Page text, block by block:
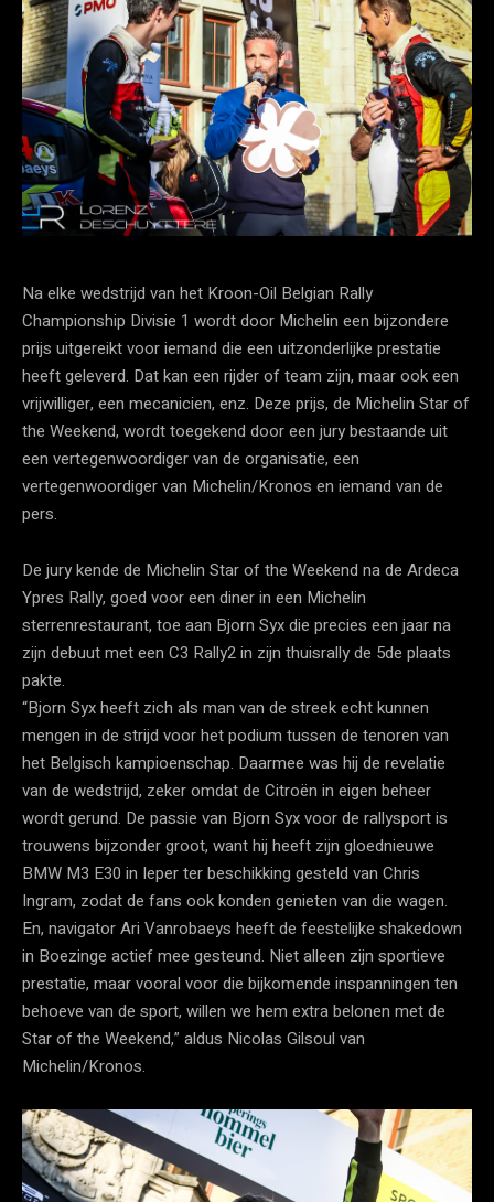
Na elke wedstrijd van het Kroon-Oil Belgian Rally
Championship Divisie 1 wordt door Michelin een bijzondere
prijs uitgereikt voor iemand die een uitzonderlijke prestatie
heeft geleverd. Dat kan een rijder of team zijn, maar ook een
vrijwilliger, een mecanicien, enz. Deze prijs, de Michelin Star of
the Weekend, wordt toegekend door een jury bestaande uit
een vertegenwoordiger van de organisatie, een
vertegenwoordiger van Michelin/Kronos en iemand van de
pers.
De jury kende de Michelin Star of the Weekend na de Ardeca
Ypres Rally, goed voor een diner in een Michelin
sterrenrestaurant, toe aan Bjorn Syx die precies een jaar na
zijn debuut met een C3 Rally2 in zijn thuisrally de 5de plaats
pakte.
“Bjorn Syx heeft zich als man van de streek echt kunnen
mengen in de strijd voor het podium tussen de tenoren van
het Belgisch kampioenschap. Daarmee was hij de revelatie
van de wedstrijd, zeker omdat de Citroën in eigen beheer
wordt gerund. De passie van Bjorn Syx voor de rallysport is
trouwens bijzonder groot, want hij heeft zijn gloednieuwe
BMW M3 E30 in Ieper ter beschikking gesteld van Chris
Ingram, zodat de fans ook konden genieten van die wagen.
En, navigator Ari Vanrobaeys heeft de feestelijke shakedown
in Boezinge actief mee gesteund. Niet alleen zijn sportieve
prestatie, maar vooral voor die bijkomende inspanningen ten
behoeve van de sport, willen we hem extra belonen met de
Star of the Weekend,” aldus Nicolas Gilsoul van
Michelin/Kronos.